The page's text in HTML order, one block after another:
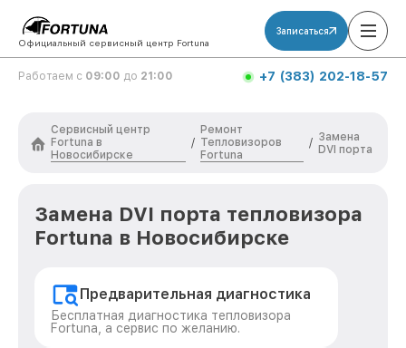
Официальный сервисный центр Fortuna
Записаться
Работаем с 09:00 до 21:00 +7 (383) 202-18-57
Сервисный центр
Fortuna в
Новосибирске
/
Ремонт
Тепловизоров
Fortuna
/ Замена
DVI порта
Замена DVI порта тепловизора
Fortuna в Новосибирске
Предварительная диагностика
Бесплатная диагностика тепловизора
Fortuna, а сервис по желанию.